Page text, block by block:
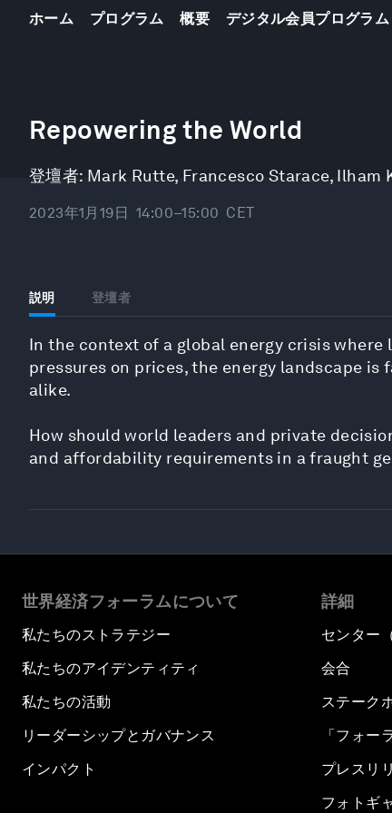
ホーム プログラム 概要 デジタル会員プログラム
Repowering the World
登壇者: Mark Rutte, Francesco Starace, Ilham
2023年1月19日 14:00–15:00 CET
説明 登壇者
In the context of a global energy crisis
pressures on prices, the energy landscape
alike.
How should world leaders and private
and affordability requirements in a fraught
of
1
minute,
secondsVolume
世界経済フォーラムについて
私たちのストラテジー
私たちのアイデンティティ
私たちの活動
リーダーシップとガバナンス
インパクト
詳細
センター
会合
ステーク
「フォー
プレスリ
フォトギ